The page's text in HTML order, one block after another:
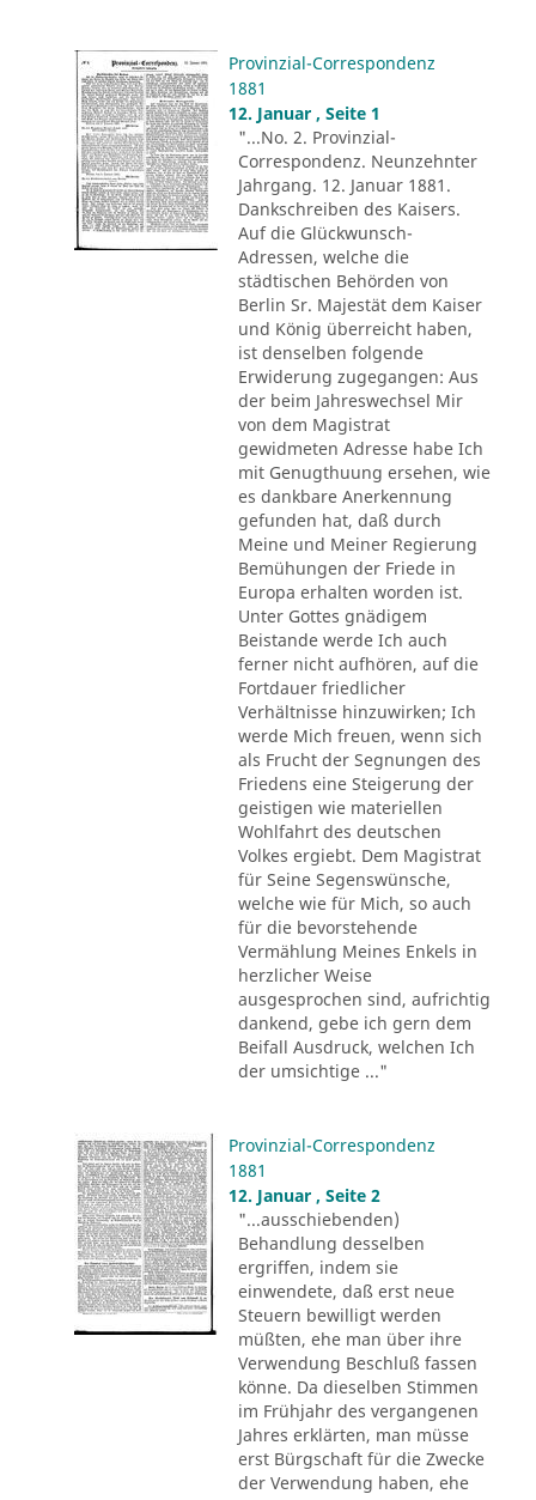
Provinzial-Correspondenz
1881
12. Januar , Seite 1
"...No. 2. Provinzial-
Correspondenz. Neunzehnter
Jahrgang. 12. Januar 1881.
Dankschreiben des Kaisers.
Auf die Glückwunsch-
Adressen, welche die
städtischen Behörden von
Berlin Sr. Majestät dem Kaiser
und König überreicht haben,
ist denselben folgende
Erwiderung zugegangen: Aus
der beim Jahreswechsel Mir
von dem Magistrat
gewidmeten Adresse habe Ich
mit Genugthuung ersehen, wie
es dankbare Anerkennung
gefunden hat, daß durch
Meine und Meiner Regierung
Bemühungen der Friede in
Europa erhalten worden ist.
Unter Gottes gnädigem
Beistande werde Ich auch
ferner nicht aufhören, auf die
Fortdauer friedlicher
Verhältnisse hinzuwirken; Ich
werde Mich freuen, wenn sich
als Frucht der Segnungen des
Friedens eine Steigerung der
geistigen wie materiellen
Wohlfahrt des deutschen
Volkes ergiebt. Dem Magistrat
für Seine Segenswünsche,
welche wie für Mich, so auch
für die bevorstehende
Vermählung Meines Enkels in
herzlicher Weise
ausgesprochen sind, aufrichtig
dankend, gebe ich gern dem
Beifall Ausdruck, welchen Ich
der umsichtige ..."
Provinzial-Correspondenz
1881
12. Januar , Seite 2
"...ausschiebenden)
Behandlung desselben
ergriffen, indem sie
einwendete, daß erst neue
Steuern bewilligt werden
müßten, ehe man über ihre
Verwendung Beschluß fassen
könne. Da dieselben Stimmen
im Frühjahr des vergangenen
Jahres erklärten, man müsse
erst Bürgschaft für die Zwecke
der Verwendung haben, ehe